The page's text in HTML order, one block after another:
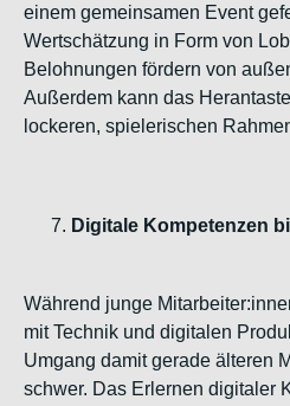
einem gemeinsamen Event
Wertschätzung in Form von
Belohnungen fördern von
Außerdem kann das
lockeren, spielerischen
Digitale Kompetenzen
Während junge
mit Technik und digitalen
Umgang damit gerade älteren
schwer. Das Erlernen digitaler